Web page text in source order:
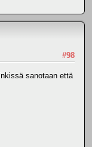
#98
sanotaan että